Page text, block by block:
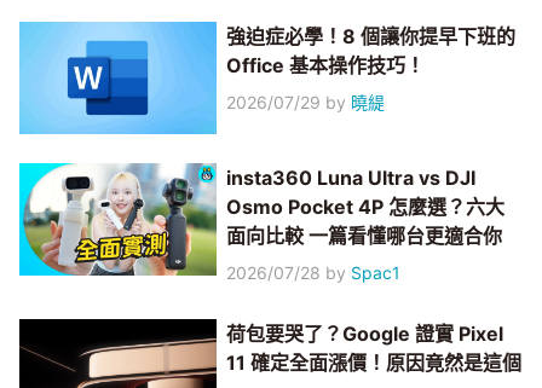
強迫症必學！8 個讓你提早下班的
Office 基本操作技巧！
2026/07/29 by 曉緹
insta360 Luna Ultra vs DJI
Osmo Pocket 4P 怎麼選？六大
面向比較 一篇看懂哪台更適合你
2026/07/28 by Spac1
荷包要哭了？Google 證實 Pixel
11 確定全面漲價！原因竟然是這個